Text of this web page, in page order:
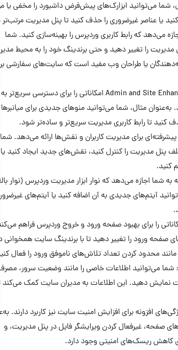
شما می‌توانید ابزارک‌های پیش‌فرض داشبورد را مخفی یا
یا عناصر غیرضروری را حذف کنید تا پنل مدیریت
می‌دهد که رابط کاربری وردپرس را بهینه‌سازی کنید. شما
را تغییر دهید و حتی برندینگ خود را به محیط
یا طراحان وب مفید است که سایت‌های سفارشی
: Admin and Site Enhancements امکاناتی را برای دسترسی سریع‌تر به
مثال، شما می‌توانید منوهای جدیدی برای میانبرها
کنید تا رابط کاربری مدیریت سریع‌تر و ساده‌تر شود.
پیشرفته‌ای برای مدیریت کاربران و نقش‌ها ارائه می‌دهد. شما
پنل مدیریت را کنترل کنید، نقش‌های جدید ایجاد کنید یا
کنید.
به شما اجازه می‌دهد که نوار ابزار مدیریت وردپرس (نوار
آیتم‌های جدیدی به آن اضافه کنید یا آیتم‌های
را برای بهبود صفحه ورود و خروج وردپرس فراهم
صفحه ورود را تغییر دهید تا با برندینگ سایت همخوانی
محدود کردن تعداد تلاش‌های ناموفق ورود را فعال
: شما می‌توانید اطلاعات خاصی را مانند وضعیت سرور،
نمایش دهید. این اطلاعات به مدیران سایت کمک می‌کند
افزونه برای افزایش امنیت سایت نیز کاربرد دارند.
صفحه، غیرفعال کردن ویرایشگر فایل در پنل مدیریت، و
کاهش ریسک‌های امنیتی وجود دارد.